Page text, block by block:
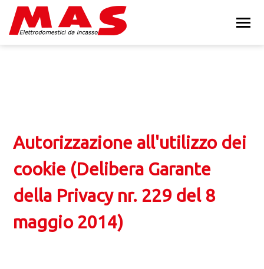
Autorizzazione all'utilizzo dei
cookie (Delibera Garante
della Privacy nr. 229 del 8
maggio 2014)